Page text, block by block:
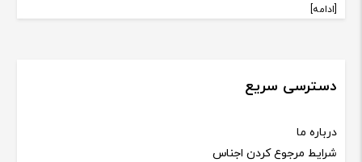
[ادامه]
دسترسی سریع
درباره ما
شرایط مرجوع کردن اجناس